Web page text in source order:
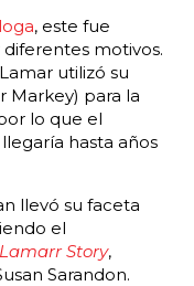
, este fue
motivos.
utilizó su
Markey) para la
lo que el
hasta años
llevó su faceta
el
Story,
Sarandon.